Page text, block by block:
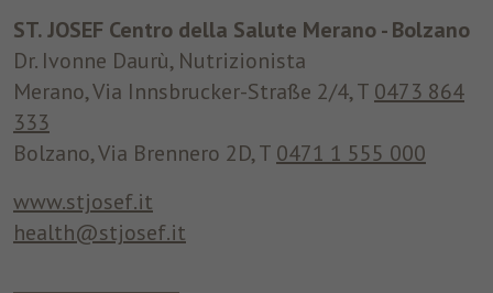
ST. JOSEF Centro della Salute Merano - Bolzano
Dr. Ivonne Daurù, Nutrizionista
Merano, Via Innsbrucker-Straße 2/4, T 0473 864
333
Bolzano, Via Brennero 2D, T 0471 1 555 000
www.stjosef.it
health@stjosef.it